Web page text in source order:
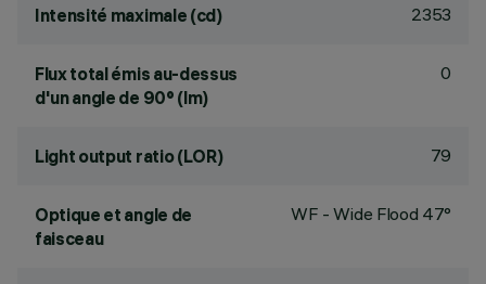
Intensité maximale (cd) 2353
Flux total émis au-dessus
d'un angle de 90° (lm)
0
Light output ratio (LOR) 79
Optique et angle de
faisceau
WF - Wide Flood 47°